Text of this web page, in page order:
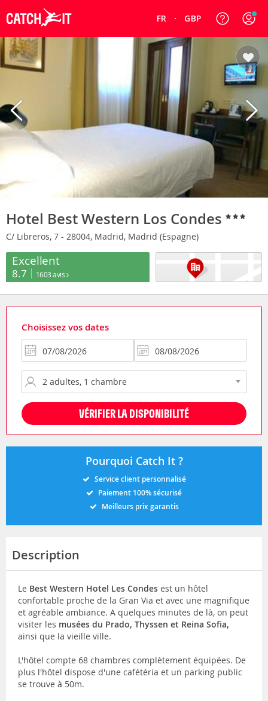
FR GBP
Hotel Best Western Los Condes
C/ Libreros, 7 - 28004, Madrid, Madrid (Espagne)
Excellent
8.7 1603 avis
Choisissez vos dates
VÉRIFIER LA DISPONIBILITÉ
Pourquoi Catch It ?
Service client personnalisé
Paiement 100% sécurisé
Meilleurs prix garantis
Description
Le Best Western Hotel Les Condes est un hôtel
confortable proche de la Gran Via et avec une magnifique
et agréable ambiance. A quelques minutes de là, on peut
visiter les musées du Prado, Thyssen et Reina Sofia,
ainsi que la vieille ville.
L'hôtel compte 68 chambres complètement équipées. De
plus l'hôtel dispose d'une cafétéria et un parking public
se trouve à 50m.